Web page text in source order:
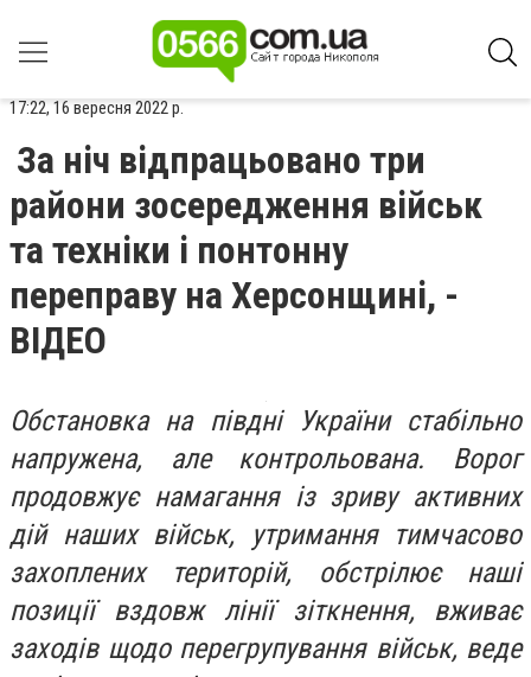
17:22, 16 вересня 2022 р.
За ніч відпрацьовано три
райони зосередження військ
та техніки і понтонну
переправу на Херсонщині, -
ВІДЕО
Обстановка на півдні України стабільно
напружена, але контрольована. Ворог
продовжує намагання із зриву активних
дій наших військ, утримання тимчасово
захоплених територій, обстрілює наші
позиції вздовж лінії зіткнення, вживає
заходів щодо перегрупування військ, веде